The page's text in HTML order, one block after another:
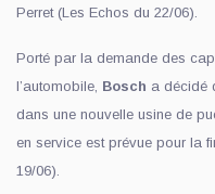
Perret (Les Echos du 22/06).
Porté par la demande des
l’automobile, Bosch a décidé
dans une nouvelle usine de
en service est prévue pour la
19/06).